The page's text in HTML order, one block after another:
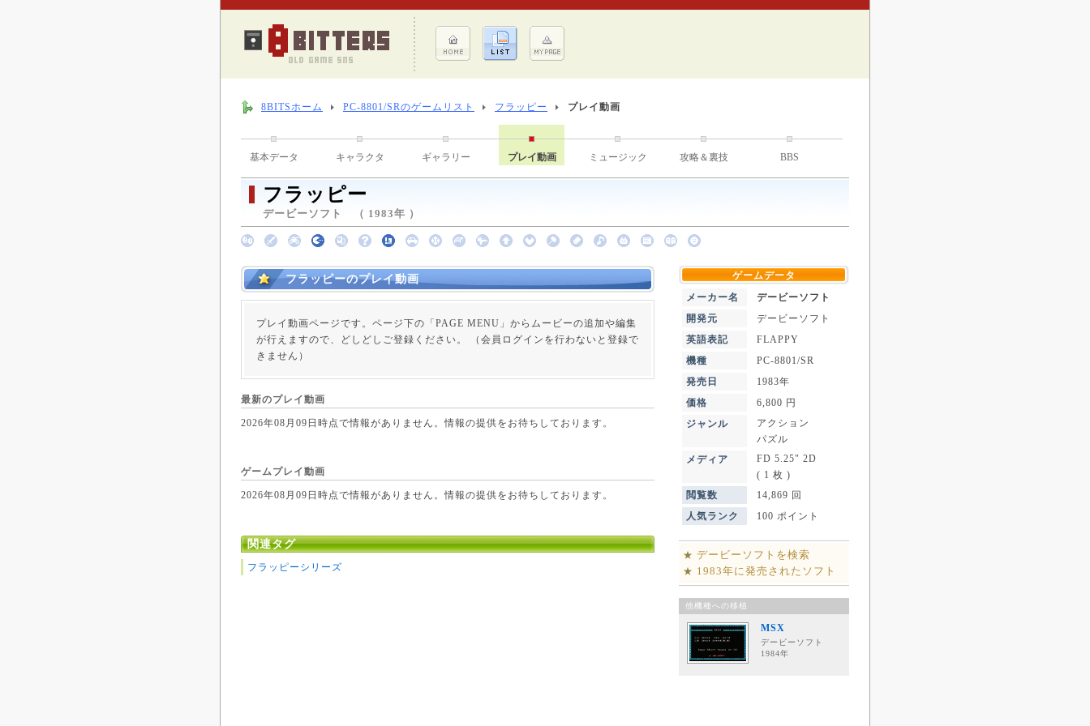
8BITSホーム PC-8801/SRのゲームリスト フラッピー プレイ動画
基本データ キャラクタ ギャラリー プレイ動画 ミュージック 攻略＆裏技 BBS
フラッピー
デービーソフト （ 1983年 ）
フラッピーのプレイ動画
プレイ動画ページです。ページ下の「PAGE MENU」からムービーの追加や編集
が行えますので、どしどしご登録ください。 （会員ログインを行わないと登録で
きません）
最新のプレイ動画
2026年08月09日時点で情報がありません。情報の提供をお待ちしております。
ゲームプレイ動画
2026年08月09日時点で情報がありません。情報の提供をお待ちしております。
関連タグ
フラッピーシリーズ
ゲームデータ
メーカー名
デービーソフト
開発元
デービーソフト
英語表記
FLAPPY
機種
PC-8801/SR
発売日
1983年
価格
6,800 円
ジャンル
アクション
パズル
メディア
FD 5.25" 2D
( 1 枚 )
閲覧数
14,869 回
人気ランク
100 ポイント
★ デービーソフトを検索
★ 1983年に発売されたソフト
他機種への移植
MSX
デービーソフト
1984年